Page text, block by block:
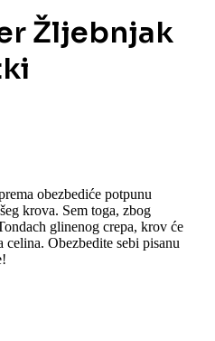
Žljebnjak
obezbediće potpunu
krova. Sem toga, zbog
glinenog crepa, krov će
Obezbedite sebi pisanu